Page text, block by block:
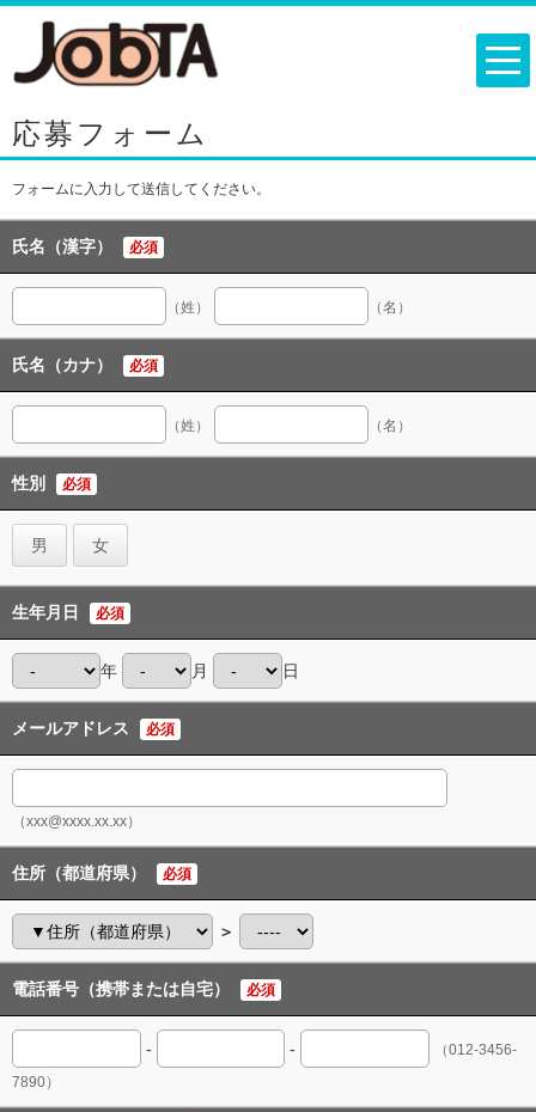
応募フォーム
フォームに入力して送信してください。
氏名（漢字） 必須
（姓） （名）
氏名（カナ） 必須
（姓） （名）
性別 必須
男 女
生年月日 必須
年 月 日
メールアドレス 必須
（xxx@xxxx.xx.xx）
住所（都道府県） 必須
＞
電話番号（携帯または自宅） 必須
- -
（012-3456-
7890）